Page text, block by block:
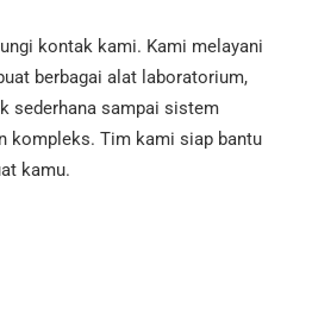
kontak kami. Kami melayani
berbagai alat laboratorium,
sederhana sampai sistem
kompleks. Tim kami siap bantu
kamu.